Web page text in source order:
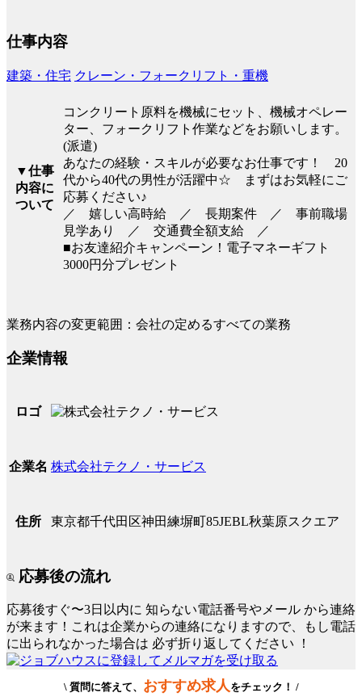
仕事内容
建築・住宅 クレーン・フォークリフト・重機
▼仕事
内容に
ついて
コンクリート原料を機械にセット、機械オペレー
ター、フォークリフト作業などをお願いします。
(派遣)
あなたの経験・スキルが必要なお仕事です！ 20
代から40代の男性が活躍中☆ まずはお気軽にご
応募ください♪
／ 嬉しい高時給 ／ 長期案件 ／ 事前職場
見学あり ／ 交通費全額支給 ／
■お友達紹介キャンペーン！電子マネーギフト
3000円分プレゼント
業務内容の変更範囲：会社の定めるすべての業務
企業情報
ロゴ
企業名 株式会社テクノ・サービス
住所 東京都千代田区神田練塀町85JEBL秋葉原スクエア
応募後の流れ
応募後すぐ〜3日以内に 知らない電話番号やメール から連絡
が来ます！これは企業からの連絡になりますので、もし電話
に出られなかった場合は 必ず折り返してください ！
\ 質問に答えて、 おすすめ求人をチェック！ /